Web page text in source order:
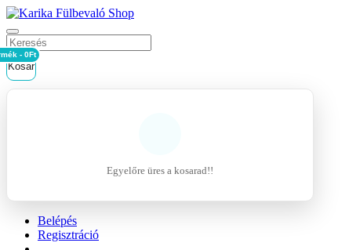
Kosár
- 0Ft
Egyelőre üres a kosarad!!
Belépés
Regisztráció